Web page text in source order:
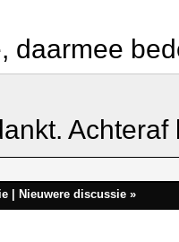
daarmee
Nieuwere discussie »